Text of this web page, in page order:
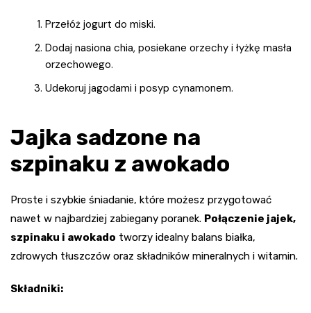
Przełóż jogurt do miski.
Dodaj nasiona chia, posiekane orzechy i łyżkę masła
orzechowego.
Udekoruj jagodami i posyp cynamonem.
Jajka sadzone na
szpinaku z awokado
Proste i szybkie śniadanie, które możesz przygotować
nawet w najbardziej zabiegany poranek. Połączenie jajek,
szpinaku i awokado tworzy idealny balans białka,
zdrowych tłuszczów oraz składników mineralnych i witamin.
Składniki: